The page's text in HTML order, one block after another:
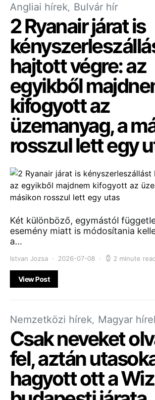
Angliai hírek Bulvár hír
2 Ryanair járat is
hajtott végre: az
egyikből
kifogyott az
üzemanyag, a
rosszul lett egy
Két különböző, egymástól
esemény miatt is módosítania
a…
Istvan Jozsa 2026-07-08 2 minute
View Post
Nemzetközi hírek Magyar
Csak neveket
fel, aztán
hagyott ott a